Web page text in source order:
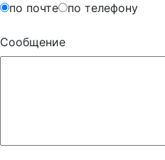
по почте
по телефону
Сообщение